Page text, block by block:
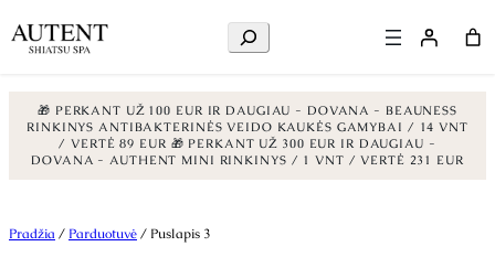
🎁 PERKANT UŽ 100 EUR IR DAUGIAU - DOVANA - BEAUNESS
RINKINYS ANTIBAKTERINĖS VEIDO KAUKĖS GAMYBAI / 14 VNT
/ VERTĖ 89 EUR 🎁 PERKANT UŽ 300 EUR IR DAUGIAU -
DOVANA - AUTHENT MINI RINKINYS / 1 VNT / VERTĖ 231 EUR
turinio
Ieškoti
Pradžia / Parduotuvė/ Puslapis 3